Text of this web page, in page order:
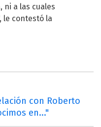
ni a las cuales
le contestó la
con Roberto
en..."